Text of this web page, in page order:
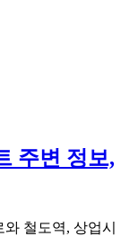
주변 정보,
철도역, 상업시